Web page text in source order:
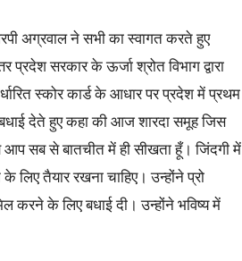
अग्रवाल ने सभी का स्वागत करते हुए
प्रदेश सरकार के ऊर्जा श्रोत विभाग द्वारा
स्कोर कार्ड के आधार पर प्रदेश में प्रथम
बधाई देते हुए कहा की आज शारदा समूह जिस
सब से बातचीत में ही सीखता हूँ। जिंदगी में
तैयार रखना चाहिए। उन्होंने प्रो
करने के लिए बधाई दी। उन्होंने भविष्य में